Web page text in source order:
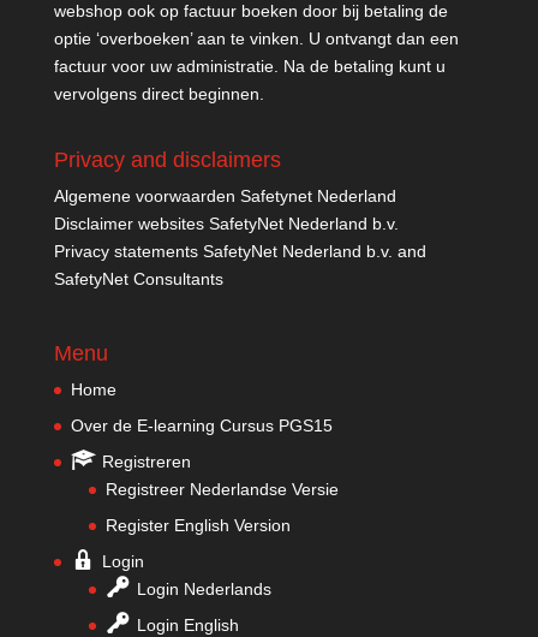
webshop ook op factuur boeken door bij betaling de
optie ‘overboeken’ aan te vinken. U ontvangt dan een
factuur voor uw administratie. Na de betaling kunt u
vervolgens direct beginnen.
Privacy and disclaimers
Algemene voorwaarden Safetynet Nederland
Disclaimer websites SafetyNet Nederland b.v.
Privacy statements SafetyNet Nederland b.v. and
SafetyNet Consultants
Menu
Home
Over de E-learning Cursus PGS15
Registreren
Registreer Nederlandse Versie
Register English Version
Login
Login Nederlands
Login English